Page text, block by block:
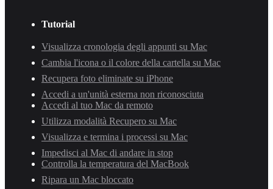
Tutorial
Visualizza cronologia degli appunti su Mac
Cambia l'icona o il colore della cartella su Mac
Recupera foto eliminate su iPhone
Accedi a un'unità esterna non riconosciuta
Accedi al tuo Mac da remoto
Utilizza modalità Recupero su Mac
Visualizza e termina i processi su Mac
Impedisci al Mac di andare in stop
Controlla la temperatura del MacBook
Ripara un Mac bloccato